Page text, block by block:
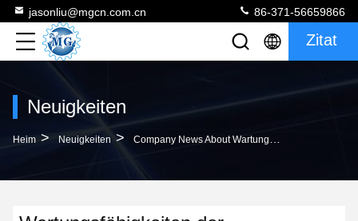
jasonliu@mgcn.com.cn 86-371-56659866
Zitat
Neuigkeiten
Heim > Neuigkeiten > Company News About Wartungsfähigkeiten Der Kittpulverausrüstung